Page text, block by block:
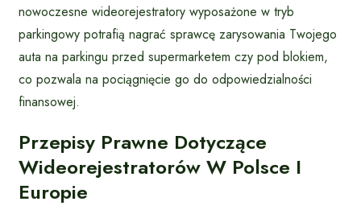
nowoczesne wideorejestratory wyposażone w tryb
parkingowy potrafią nagrać sprawcę zarysowania Twojego
auta na parkingu przed supermarketem czy pod blokiem,
co pozwala na pociągnięcie go do odpowiedzialności
finansowej.
Przepisy Prawne Dotyczące
Wideorejestratorów W Polsce I
Europie